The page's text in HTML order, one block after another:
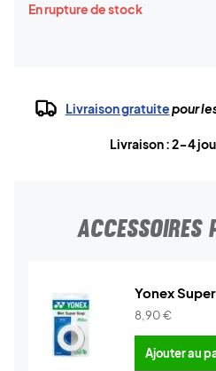
En rupture de stock
Livraison gratuitepour
Livraison : 2-4
ACCESSOIRES
Yonex
8,90€
Ajouter au